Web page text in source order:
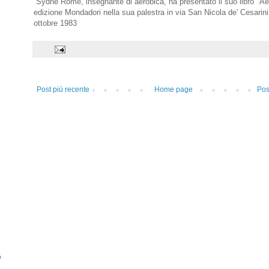
edizione Mondadori nella sua palestra in via San Nicola de'
ottobre 1983
Post più recente Home page